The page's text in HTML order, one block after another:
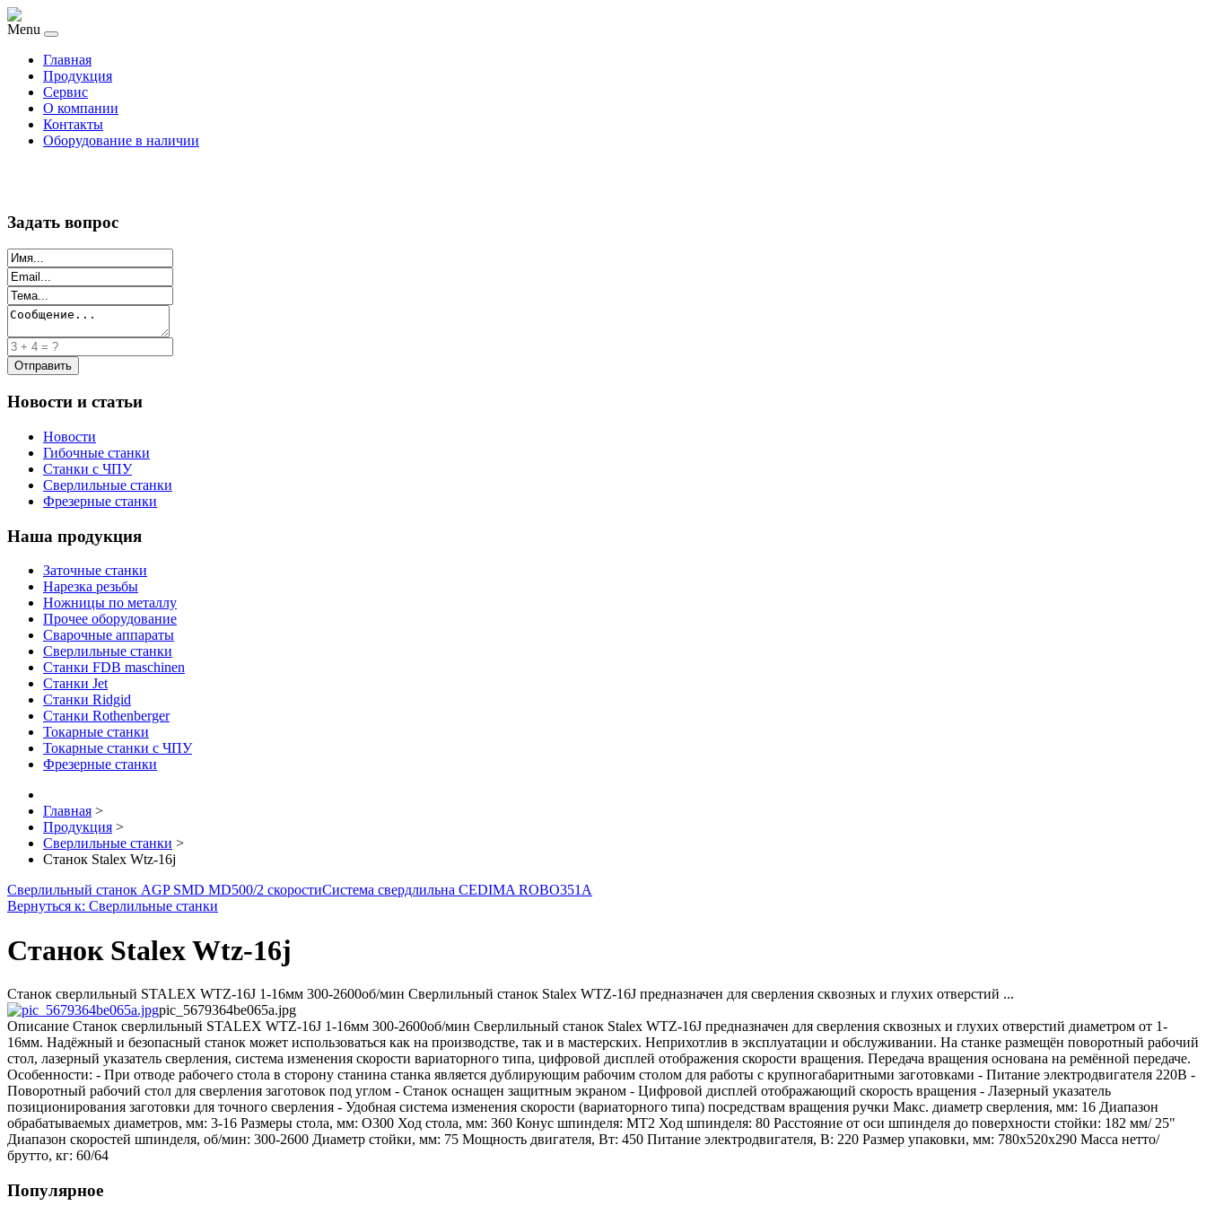
Menu
Главная
Продукция
Сервис
О компании
Контакты
Оборудование в наличии
Задать вопрос
Новости и статьи
Новости
Гибочные станки
Станки с ЧПУ
Сверлильные станки
Фрезерные станки
Наша продукция
Заточные станки
Нарезка резьбы
Ножницы по металлу
Прочее оборудование
Сварочные аппараты
Сверлильные станки
Станки FDB maschinen
Станки Jet
Станки Ridgid
Станки Rothenberger
Токарные станки
Токарные станки с ЧПУ
Фрезерные станки
Главная >
Продукция >
Сверлильные станки >
Станок Stalex Wtz-16j
Сверлильный станок AGP SMD MD500/2 скоростиСистема свердлильна CEDIMA ROBO351A
Вернуться к: Сверлильные станки
Станок Stalex Wtz-16j
Станок сверлильный STALEX WTZ-16J 1-16мм 300-2600об/мин Сверлильный станок Stalex WTZ-16J предназначен для сверления сквозных и глухих отверстий ...
pic_5679364be065a.jpg
Описание Станок сверлильный STALEX WTZ-16J 1-16мм 300-2600об/мин Сверлильный станок Stalex WTZ-16J предназначен для сверления сквозных и глухих отверстий диаметром от 1-
16мм. Надёжный и безопасный станок может использоваться как на производстве, так и в мастерских. Неприхотлив в эксплуатации и обслуживании. На станке размещён поворотный рабочий
стол, лазерный указатель сверления, система изменения скорости вариаторного типа, цифровой дисплей отображения скорости вращения. Передача вращения основана на ремённой передаче.
Особенности: - При отводе рабочего стола в сторону станина станка является дублирующим рабочим столом для работы с крупногабаритными заготовками - Питание электродвигателя 220В -
Поворотный рабочий стол для сверления заготовок под углом - Станок оснащен защитным экраном - Цифровой дисплей отображающий скорость вращения - Лазерный указатель
позиционирования заготовки для точного сверления - Удобная система изменения скорости (вариаторного типа) посредствам вращения ручки Макс. диаметр сверления, мм: 16 Диапазон
обрабатываемых диаметров, мм: 3-16 Размеры стола, мм: O300 Ход стола, мм: 360 Конус шпинделя: МТ2 Ход шпинделя: 80 Расстояние от оси шпинделя до поверхности стойки: 182 мм/ 25"
Диапазон скоростей шпинделя, об/мин: 300-2600 Диаметр стойки, мм: 75 Мощность двигателя, Вт: 450 Питание электродвигателя, В: 220 Размер упаковки, мм: 780х520х290 Масса нетто/
брутто, кг: 60/64
Популярное